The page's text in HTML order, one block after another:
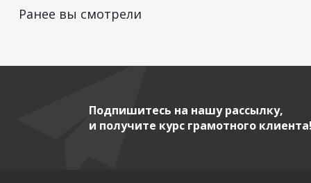
Ранее вы смотрели
Подпишитесь на нашу рассылку,
и получите курс грамотного